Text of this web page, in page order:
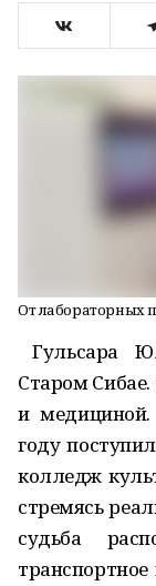
От лабораторных
Гульсара
Старом Сибае.
и
году
колледж
стремясь
судьба